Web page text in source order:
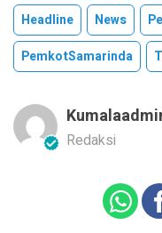
Headline
News
PemkotSamarinda
Redaksi